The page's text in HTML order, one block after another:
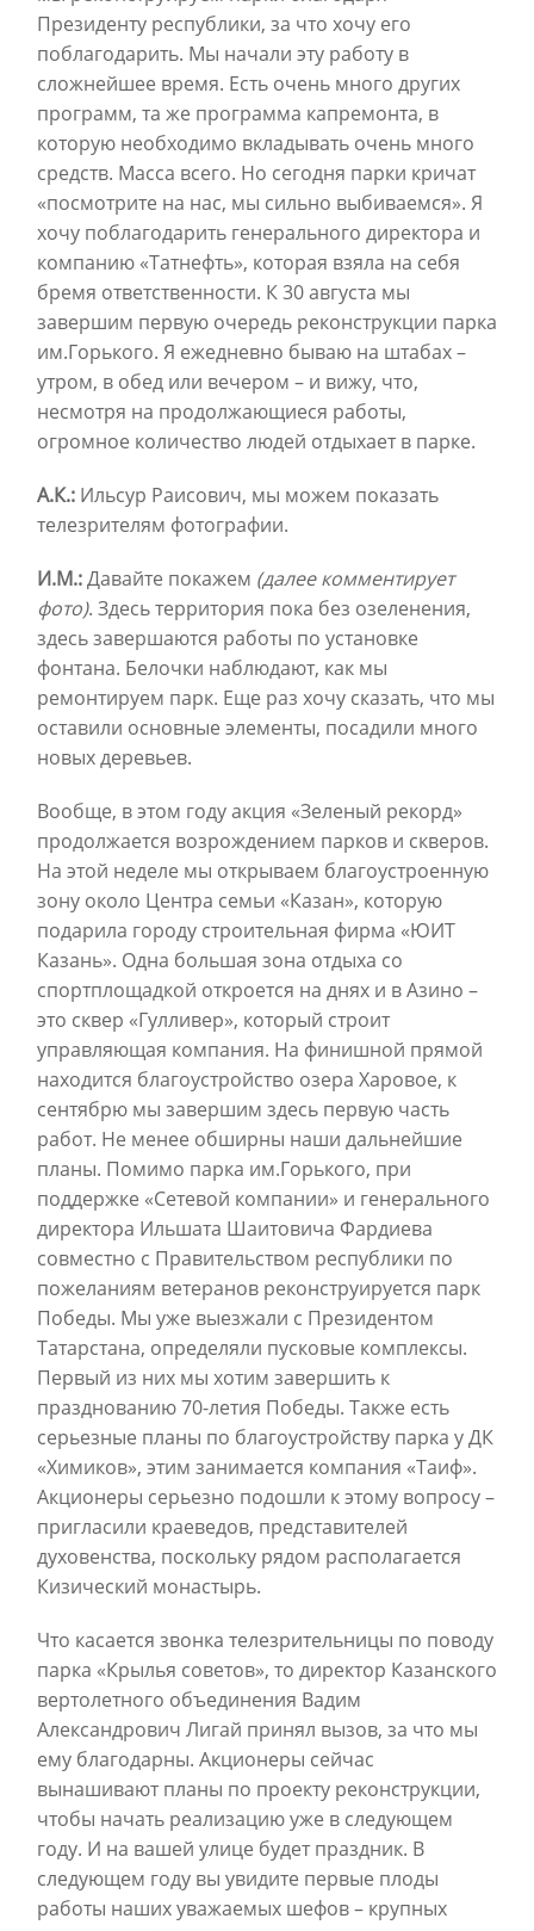
Президенту республики, за что хочу его
поблагодарить. Мы начали эту работу в
сложнейшее время. Есть очень много других
программ, та же программа капремонта, в
которую необходимо вкладывать очень много
средств. Масса всего. Но сегодня парки кричат
«посмотрите на нас, мы сильно выбиваемся». Я
хочу поблагодарить генерального директора и
компанию «Татнефть», которая взяла на себя
бремя ответственности. К 30 августа мы
завершим первую очередь реконструкции парка
им.Горького. Я ежедневно бываю на штабах –
утром, в обед или вечером – и вижу, что,
несмотря на продолжающиеся работы,
огромное количество людей отдыхает в парке.
А.К.: Ильсур Раисович, мы можем показать
телезрителям фотографии.
И.М.:Давайте покажем (далее комментирует
фото). Здесь территория пока без озеленения,
здесь завершаются работы по установке
фонтана. Белочки наблюдают, как мы
ремонтируем парк. Еще раз хочу сказать, что мы
оставили основные элементы, посадили много
новых деревьев.
Вообще, в этом году акция «Зеленый рекорд»
продолжается возрождением парков и скверов.
На этой неделе мы открываем благоустроенную
зону около Центра семьи «Казан», которую
подарила городу строительная фирма «ЮИТ
Казань». Одна большая зона отдыха со
спортплощадкой откроется на днях и в Азино –
это сквер «Гулливер», который строит
управляющая компания. На финишной прямой
находится благоустройство озера Харовое, к
сентябрю мы завершим здесь первую часть
работ. Не менее обширны наши дальнейшие
планы. Помимо парка им.Горького, при
поддержке «Сетевой компании» и генерального
директора Ильшата Шаитовича Фардиева
совместно с Правительством республики по
пожеланиям ветеранов реконструируется парк
Победы. Мы уже выезжали с Президентом
Татарстана, определяли пусковые комплексы.
Первый из них мы хотим завершить к
празднованию 70-летия Победы. Также есть
серьезные планы по благоустройству парка у ДК
«Химиков», этим занимается компания «Таиф».
Акционеры серьезно подошли к этому вопросу –
пригласили краеведов, представителей
духовенства, поскольку рядом располагается
Кизический монастырь.
Что касается звонка телезрительницы по поводу
парка «Крылья советов», то директор Казанского
вертолетного объединения Вадим
Александрович Лигай принял вызов, за что мы
ему благодарны. Акционеры сейчас
вынашивают планы по проекту реконструкции,
чтобы начать реализацию уже в следующем
году. И на вашей улице будет праздник. В
следующем году вы увидите первые плоды
работы наших уважаемых шефов – крупных